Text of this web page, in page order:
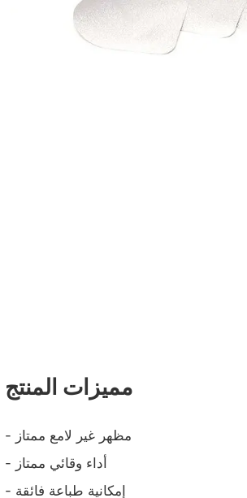
مميزات المنتج
- مظهر غير لامع ممتاز
- أداء وقائي ممتاز
- إمكانية طباعة فائقة